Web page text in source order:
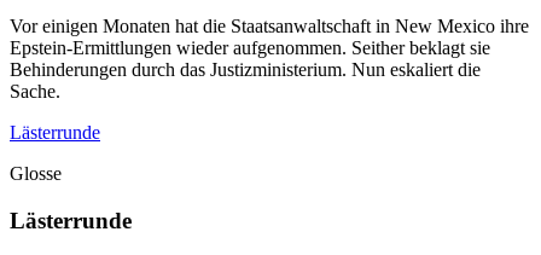
Vor einigen Monaten hat die Staatsanwaltschaft in New Mexico ihre
Epstein-Ermittlungen wieder aufgenommen. Seither beklagt sie
Behinderungen durch das Justizministerium. Nun eskaliert die
Sache.
Lästerrunde
Glosse
Lästerrunde